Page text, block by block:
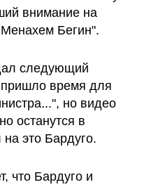
внимание на
Бегин".
следующий
время для
но видео
останутся в
это Бардуго.
что Бардуго и